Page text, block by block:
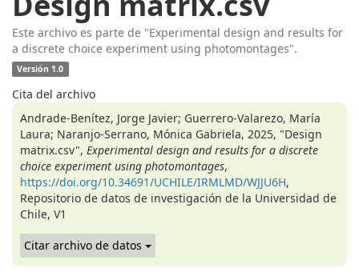
Este archivo es parte de "Experimental design and results for
a discrete choice experiment using photomontages".
Versión 1.0
Cita del archivo
Andrade-Benítez, Jorge Javier; Guerrero-Valarezo, María
Laura; Naranjo-Serrano, Mónica Gabriela, 2025, "Design
matrix.csv", Experimental design and results for a discrete
choice experiment using photomontages,
https://doi.org/10.34691/UCHILE/IRMLMD/WJJU6H,
Repositorio de datos de investigación de la Universidad de
Chile, V1
Citar archivo de datos